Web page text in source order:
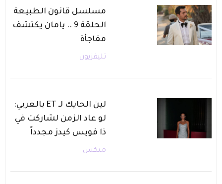
مسلسل قانون الطبيعة
الحلقة 9 .. يامان يكتشف
مفاجأة
تليفزيون
لين الحايك لـ ET بالعربي:
لو عاد الزمن لشاركت في
ذا فويس كيدز مجدداً
ميكس